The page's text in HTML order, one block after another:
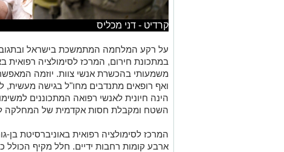
קרדיט - דני מכליס
על רקע המלחמה המתמשכת בישראל
במתכונת חירום, המרכז לסימולציה רפואית
משמעותי בהכשרת אנשי צוות. יוזמה
ואף רופאים מתנדבים מחו"ל בגישה מעשית,
הינה חיונית לאנשי רפואה המתכוננים
השטח ומקבלת חסות אקדמית של המחלקה
המרכז לסימולציה רפואית באוניברסיטת בן-
ארבע קומות רחבות ידיים. חלל מקיף הכולל